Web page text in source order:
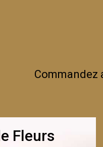
Commandez
Fleurs